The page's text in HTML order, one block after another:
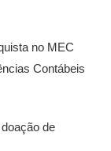
no MEC
Contábeis
de